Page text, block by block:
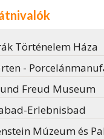
Történelem Háza
-
Freud Museum
Erlebnisbad
Múzeum és